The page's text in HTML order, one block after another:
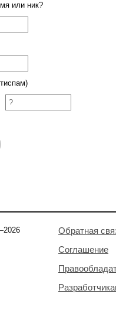
или ник?
Обратная
Соглашение